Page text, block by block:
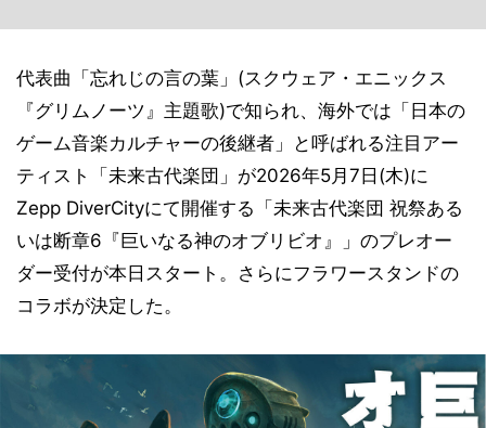
代表曲「忘れじの言の葉」(スクウェア・エニックス
『グリムノーツ』主題歌)で知られ、海外では「日本の
ゲーム音楽カルチャーの後継者」と呼ばれる注目アー
ティスト「未来古代楽団」が2026年5月7日(木)に
Zepp DiverCityにて開催する「未来古代楽団 祝祭ある
いは断章6『巨いなる神のオブリビオ』」のプレオー
ダー受付が本日スタート。さらにフラワースタンドの
コラボが決定した。